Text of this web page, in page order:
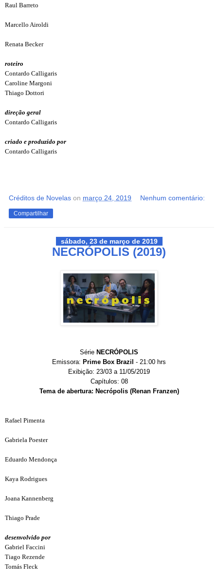
Raul Barreto
Marcello Airoldi
Renata Becker
roteiro
Contardo Calligaris
Caroline Margoni
Thiago Dottori
direção geral
Contardo Calligaris
criado e produzido por
Contardo Calligaris
Créditos de Novelas on março 24, 2019 Nenhum comentário:
Compartilhar
sábado, 23 de março de 2019
NECRÓPOLIS (2019)
Série NECRÓPOLIS
Emissora: Prime Box Brazil - 21:00 hrs
Exibição: 23/03 a 11/05/2019
Capítulos: 08
Tema de abertura: Necrópolis (Renan Franzen)
Rafael Pimenta
Gabriela Poester
Eduardo Mendonça
Kaya Rodrigues
Joana Kannenberg
Thiago Prade
desenvolvido por
Gabriel Faccini
Tiago Rezende
Tomás Fleck